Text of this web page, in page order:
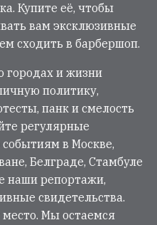
Купите её, чтобы
вам эксклюзивные
сходить в барбершоп.
городах и жизни
политику,
панк и смелость
регулярные
в Москве,
Белграде, Стамбуле
наши репортажи,
свидетельства.
Мы остаемся